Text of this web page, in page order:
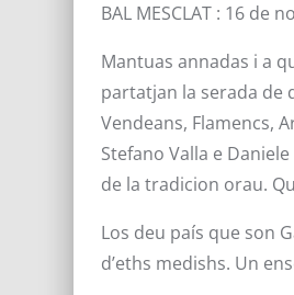
BAL MESCLAT : 16 de
Mantuas annadas i a
partatjan la serada de
Vendeans, Flamencs,
Stefano Valla e
de la tradicion orau.
Los deu país que son
d’eths medishs. Un